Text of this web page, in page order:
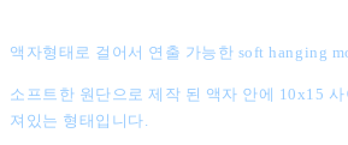
액자형태로 걸어서 연출 가능한 soft hanging
소프트한 원단으로 제작 된 액자 안에 10x15
져있는 형태입니다.